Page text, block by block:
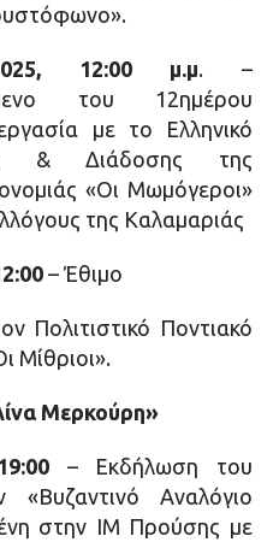
12:00 μ.μ. –
του 12ημέρου
με το Ελληνικό
& Διάδοσης της
«Οι Μωμόγεροι»
της Καλαμαριάς
– Έθιμο
Πολιτιστικό Ποντιακό
Μίθριοι».
Μερκούρη»
– Εκδήλωση του
«Βυζαντινό Αναλόγιο
στην ΙΜ Προύσης με